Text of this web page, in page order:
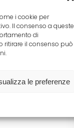
i cookie per
Il consenso a queste
di
ritirare il consenso può
le preferenze
gli
nel
creare